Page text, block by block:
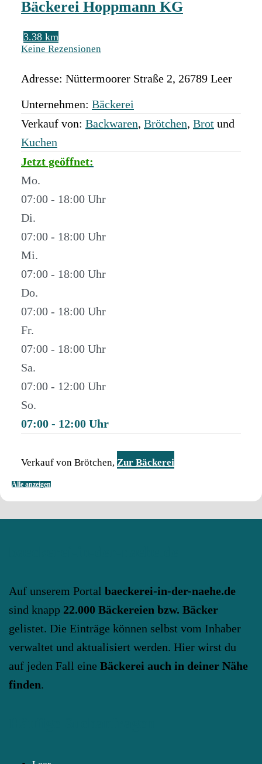
Bäckerei Hoppmann KG
3.38 km
Keine Rezensionen
Adresse: Nüttermoorer Straße 2, 26789 Leer
Unternehmen: Bäckerei
Verkauf von: Backwaren, Brötchen, Brot und
Kuchen
Jetzt geöffnet:
Mo.
07:00 - 18:00
Di.
07:00 - 18:00
Mi.
07:00 - 18:00
Do.
07:00 - 18:00
Fr.
07:00 - 18:00
Sa.
07:00 - 12:00
So.
07:00 - 12:00
Verkauf von Brötchen, Zur Bäckerei
Alle anzeigen
Auf unserem Portal baeckerei-in-der-naehe.de
sind knapp 22.000 Bäckereien bzw. Bäcker
gelistet. Die Einträge können selbst vom Inhaber
verwaltet und aktualisiert werden. Hier wirst du
auf jeden Fall eine Bäckerei auch in deiner Nähe
finden.